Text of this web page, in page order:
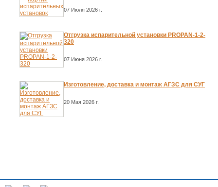
07 Июля 2026 г.
Отгрузка испарительной установки PROPAN-1-2-
320
07 Июня 2026 г.
Изготовление, доставка и монтаж АГЗС для СУГ
20 Мая 2026 г.